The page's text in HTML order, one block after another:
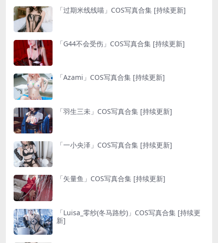
「过期米线线喵」COS写真合集 [持续更新]
「G44不会受伤」COS写真合集 [持续更新]
「Azami」COS写真合集 [持续更新]
「羽生三未」COS写真合集 [持续更新]
「一小央泽」COS写真合集 [持续更新]
「矢量鱼」COS写真合集 [持续更新]
「Luisa_零纱(冬马路纱)」COS写真合集 [持续更
新]